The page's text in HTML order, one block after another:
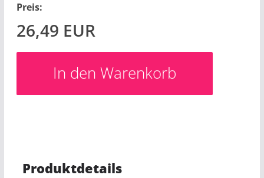
Preis:
26,49 EUR
Produktdetails